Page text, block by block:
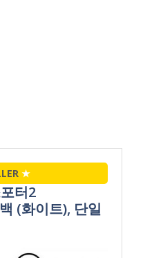
★
터2
(화이트), 단일